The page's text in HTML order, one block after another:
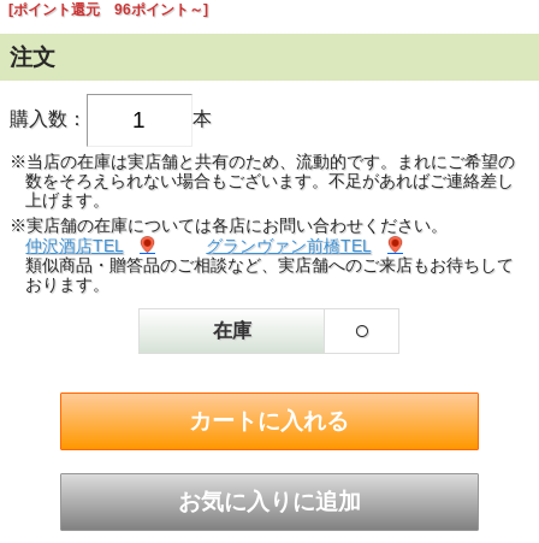
[ポイント還元 96ポイント～]
注文
購入数： 本
※当店の在庫は実店舗と共有のため、流動的です。まれにご希望の
数をそろえられない場合もございます。不足があればご連絡差し
上げます。
※実店舗の在庫については各店にお問い合わせください。
仲沢酒店TEL
グランヴァン前橋TEL
類似商品・贈答品のご相談など、実店舗へのご来店もお待ちして
おります。
在庫 ○